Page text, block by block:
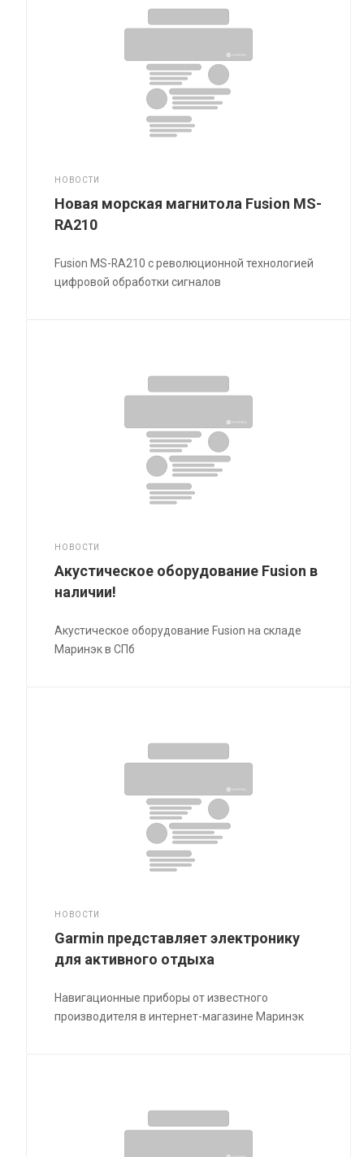
НОВОСТИ
Новая морская магнитола Fusion MS-
RA210
Fusion MS-RA210 с революционной технологией
цифровой обработки сигналов
НОВОСТИ
Акустическое оборудование Fusion в
наличии!
Акустическое оборудование Fusion на складе
Маринэк в СПб
НОВОСТИ
Garmin представляет электронику
для активного отдыха
Навигационные приборы от известного
производителя в интернет-магазине Маринэк